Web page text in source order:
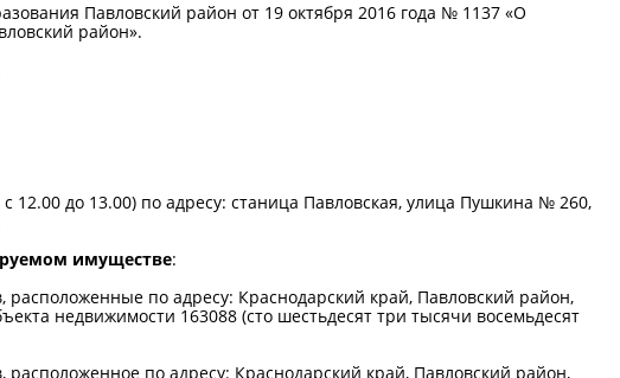
Павловский район от 19 октября 2016 года № 1137 «О
район».
до 13.00) по адресу: станица Павловская, улица Пушкина № 260,
имуществе:
по адресу: Краснодарский край, Павловский район,
недвижимости 163088 (сто шестьдесят три тысячи восемьдесят
по адресу: Краснодарский край, Павловский район,